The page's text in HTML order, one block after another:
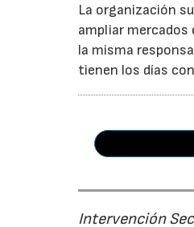
La organización
ampliar mercados
la misma
tienen los días
Intervención